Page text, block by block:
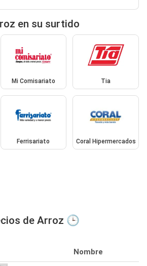
en su surtido
Mi Comisariato Tia
Ferrisariato Coral Hipermercados
de Arroz 🕒
Nombre